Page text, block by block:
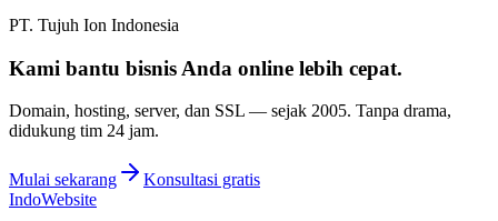
PT. Tujuh Ion Indonesia
Kami bantu bisnis Anda online lebih cepat.
Domain, hosting, server, dan SSL — sejak 2005. Tanpa drama,
didukung tim 24 jam.
Mulai sekarang
Konsultasi gratis
IndoWebsite